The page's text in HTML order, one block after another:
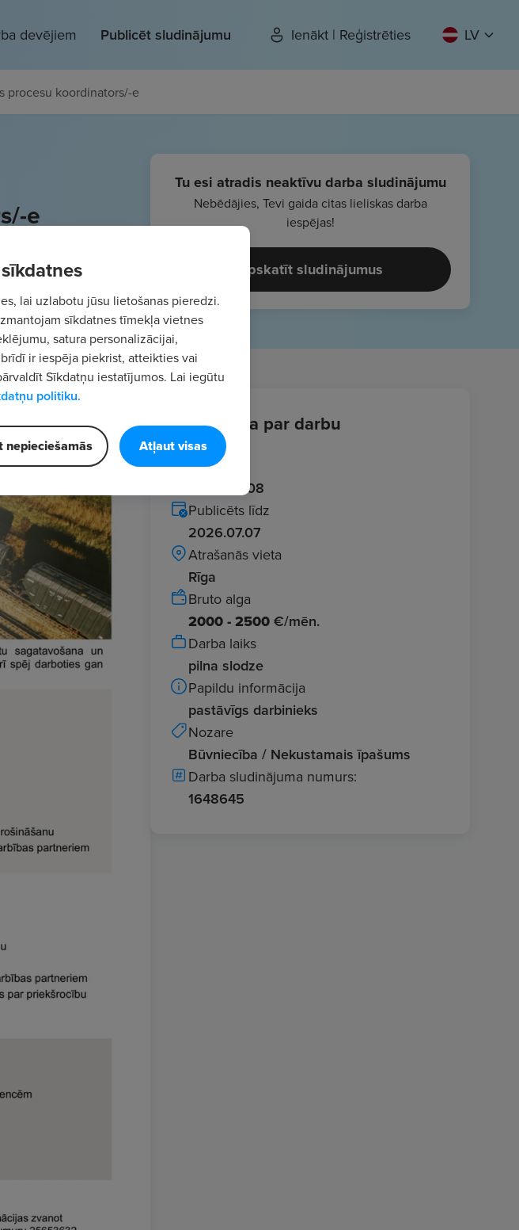
devējiem Publicēt sludinājumu Ienākt | Reģistrēties LV
procesu koordinators/-e
e
Tu esi atradis neaktīvu darba sludinājumu
Nebēdājies, Tevi gaida citas lieliskas darba
iespējas!
Apskatīt sludinājumus
Informācija par darbu
Ievadīts
2026.06.08
Publicēts līdz
2026.07.07
Atrašanās vieta
Rīga
Bruto alga
2000 - 2500 €/mēn.
Darba laiks
pilna slodze
Papildu informācija
pastāvīgs darbinieks
Nozare
Būvniecība / Nekustamais īpašums
Darba sludinājuma numurs:
1648645
lai uzlabotu jūsu lietošanas pieredzi.
sīkdatnes tīmekļa vietnes
satura personalizācijai,
ir iespēja piekrist, atteikties vai
Sīkdatņu iestatījumos. Lai iegūtu
politiku.
nepieciešamās Atļaut visas